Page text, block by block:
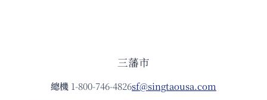
三藩市
總機 1-800-746-4826sf@singtaousa.com